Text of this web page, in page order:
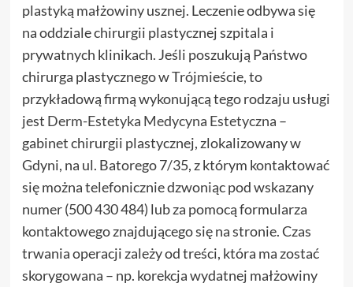
plastyką małżowiny usznej. Leczenie odbywa się
na oddziale chirurgii plastycznej szpitala i
prywatnych klinikach. Jeśli poszukują Państwo
chirurga plastycznego w Trójmieście, to
przykładową firmą wykonującą tego rodzaju usługi
jest Derm-Estetyka Medycyna Estetyczna –
gabinet chirurgii plastycznej, zlokalizowany w
Gdyni, na ul. Batorego 7/35, z którym kontaktować
się można telefonicznie dzwoniąc pod wskazany
numer (500 430 484) lub za pomocą formularza
kontaktowego znajdującego się na stronie. Czas
trwania operacji zależy od treści, która ma zostać
skorygowana – np. korekcja wydatnej małżowiny